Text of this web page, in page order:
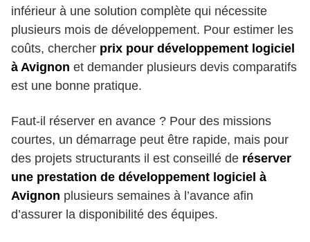
inférieur à une solution complète qui nécessite
plusieurs mois de développement. Pour estimer les
coûts, chercher prix pour développement logiciel
à Avignon et demander plusieurs devis comparatifs
est une bonne pratique.
Faut-il réserver en avance ? Pour des missions
courtes, un démarrage peut être rapide, mais pour
des projets structurants il est conseillé de réserver
une prestation de développement logiciel à
Avignon plusieurs semaines à l’avance afin
d’assurer la disponibilité des équipes.